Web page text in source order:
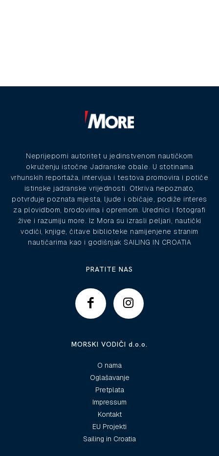
Neprijeporni autoritet u jedinstvenom nautičkom
okruženju istočne Jadranske obale. U stotinama
vrhunskih reportaža, intervjua i testova promovira i potiče
istinske jadranske vrijednosti. Otkriva nepoznato,
potvrđuje poznata mjesta, ljude i običaje, podiže interes
za plovidbom, brodovima i opremom. Urednici i fotografi
žive i razumiju more. Iz Mora su izrasli peljari, nautički
vodiči, knjige, čitave biblioteke namijenjene stranim
nautičarima kao i godišnjak SAILING IN CROATIA
PRATITE NAS
MORSKI VODIČI d.o.o.
O nama
Oglašavanje
Pretplata
Impressum
Kontakt
EU Projekti
Sailing in Croatia